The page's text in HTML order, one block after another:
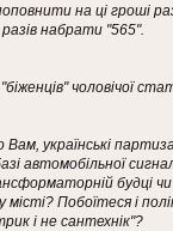
на ці гроші
разів набрати "565".
чоловічої
українські
автомобільної
будці чи
місті? Побоїтеся і
і не сантехнік"?